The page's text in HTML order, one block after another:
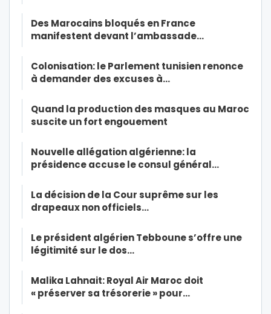
Des Marocains bloqués en France
manifestent devant l’ambassade…
Colonisation: le Parlement tunisien renonce
à demander des excuses à…
Quand la production des masques au Maroc
suscite un fort engouement
Nouvelle allégation algérienne: la
présidence accuse le consul général…
La décision de la Cour suprême sur les
drapeaux non officiels…
Le président algérien Tebboune s’offre une
légitimité sur le dos…
Malika Lahnait: Royal Air Maroc doit
« préserver sa trésorerie » pour…